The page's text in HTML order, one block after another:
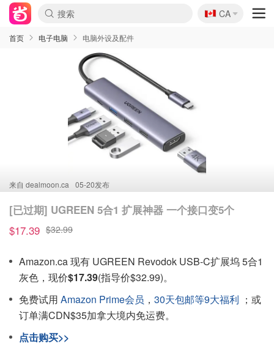
🇨🇦
CA
首页 电子电脑 电脑外设及配件
来自 dealmoon.ca 05-20发布
[已过期] UGREEN 5合1 扩展神器 一个接口变5个
$17.39 $32.99
Amazon.ca 现有 UGREEN Revodok USB-C扩展坞 5合1
灰色，现价$17.39(指导价$32.99)。
免费试用 Amazon Prime会员 ， 30天包邮等9大福利 ；或
订单满CDN$35加拿大境内免运费。
点击购买>>